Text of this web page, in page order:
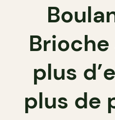
Brioche
plus
plus de